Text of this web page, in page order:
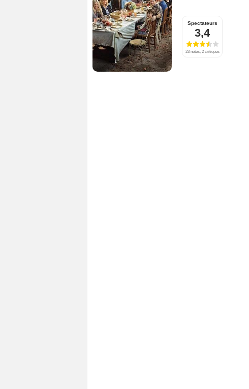
Spectateurs
3,4
23 notes, 2 critiques